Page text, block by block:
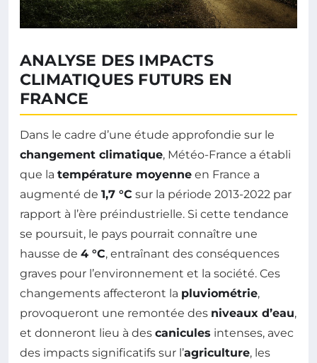
ANALYSE DES IMPACTS
CLIMATIQUES FUTURS EN
FRANCE
Dans le cadre d’une étude approfondie sur le
changement climatique, Météo-France a établi
que la température moyenne en France a
augmenté de 1,7 °C sur la période 2013-2022 par
rapport à l’ère préindustrielle. Si cette tendance
se poursuit, le pays pourrait connaître une
hausse de 4 °C, entraînant des conséquences
graves pour l’environnement et la société. Ces
changements affecteront la pluviométrie,
provoqueront une remontée des niveaux d’eau,
et donneront lieu à des canicules intenses, avec
des impacts significatifs sur l’agriculture, les